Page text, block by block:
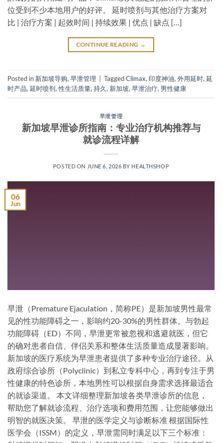
位受到不少本地用户的好评。 延时喷剂与其他治疗方案对
比 | 治疗方案 | 起效时间 | 持续效果 | 优点 | 缺点 […]
CONTINUE READING →
Posted in 新加坡导购,早泄管理 TaggedClimax, 印度神油,外用延时,延
时产品,延时喷剂,性生活质量,持久, 新加坡,早泄治疗, 男性健康
早泄管理
新加坡早泄诊所指南：专业治疗机构推荐与
就诊流程详解
POSTED ON JUNE 6, 2026 BY HEALTHSHOP
06
Jun
早泄（Premature Ejaculation，简称PE）是新加坡男性最常
见的性功能障碍之一，影响约20-30%的男性群体。与勃起
功能障碍（ED）不同，早泄更常被忽视和逃避就医，但它
的确对患者自信、伴侣关系和整体生活质量造成显著影响。
新加坡的医疗系统为早泄患者提供了多种专业治疗途径。从
政府综合诊所（Polyclinic）到私立专科中心，再到专注于男
性健康的特色诊所，本地男性可以根据自身需求选择最适合
的就诊渠道。 本文详细整理新加坡各类早泄诊所的信息，
帮助您了解就诊流程、治疗选项和费用范围，让您能够做出
明智的就医决策。 早泄的医学定义与诊断标准 根据国际性
医学会（ISSM）的定义，早泄需同时满足以下三个标准：